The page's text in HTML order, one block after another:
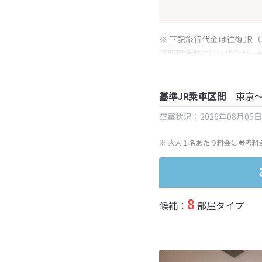
※ 下記旅行代金は往復JR
消費税増税に伴い代金が一
基準JR乗車区間 東京
空室状況：2026年08月05
※ 大人１名あたり料金は参考料
候補： 8 部屋タイプ